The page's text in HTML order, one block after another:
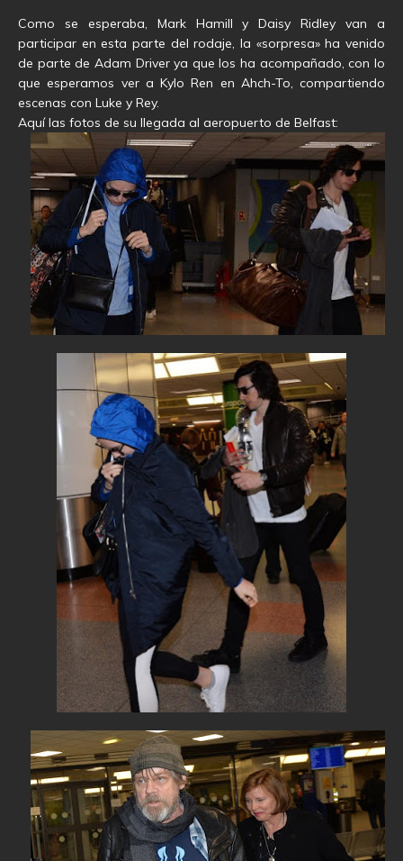
Como se esperaba, Mark Hamill y Daisy Ridley van a
participar en esta parte del rodaje, la «sorpresa» ha venido
de parte de Adam Driver ya que los ha acompañado, con lo
que esperamos ver a Kylo Ren en Ahch-To, compartiendo
escenas con Luke y Rey.
Aquí las fotos de su llegada al aeropuerto de Belfast: